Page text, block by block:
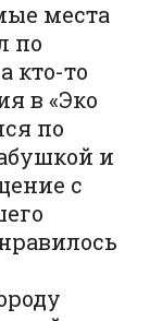
места
по
кто-то
в «Эко
по
и
с